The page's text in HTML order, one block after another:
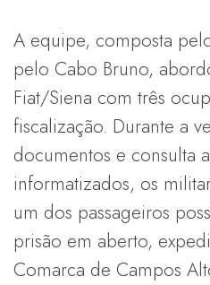
A equipe, composta
pelo Cabo Bruno,
Fiat/Siena com três
fiscalização. Durante a
documentos e consulta
informatizados, os
um dos passageiros
prisão em aberto,
Comarca de Campos